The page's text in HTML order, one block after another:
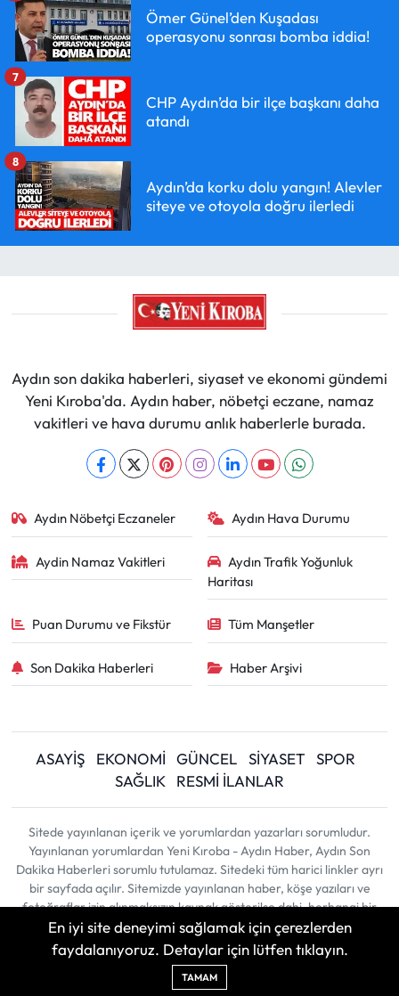
Ömer Günel’den Kuşadası
operasyonu sonrası bomba iddia!
CHP Aydın’da bir ilçe başkanı daha
atandı
7
Aydın’da korku dolu yangın! Alevler
siteye ve otoyola doğru ilerledi
8
Aydın son dakika haberleri, siyaset ve ekonomi gündemi
Yeni Kıroba'da. Aydın haber, nöbetçi eczane, namaz
vakitleri ve hava durumu anlık haberlerle burada.
Aydın Nöbetçi Eczaneler Aydın Hava Durumu
Aydin Namaz Vakitleri
Aydın Trafik Yoğunluk
Haritası
Puan Durumu ve Fikstür Tüm Manşetler
Son Dakika Haberleri Haber Arşivi
ASAYİŞ EKONOMİ GÜNCEL SİYASET
SPOR
SAĞLIK
RESMİ İLANLAR
Sitede yayınlanan içerik ve yorumlardan yazarları sorumludur.
Yayınlanan yorumlardan Yeni Kıroba - Aydın Haber, Aydın Son
Dakika Haberleri sorumlu tutulamaz. Sitedeki tüm harici linkler ayrı
bir sayfada açılır. Sitemizde yayınlanan haber, köşe yazıları ve
fotoğraflar izin alınmaksızın kaynak gösterilse dahi, herhangi bir
ortamda kullanılamaz ve yayınlanamaz
| Copyright © 2026
En iyi site deneyimi sağlamak için çerezlerden
faydalanıyoruz. Detaylar için lütfen tıklayın.
TAMAM